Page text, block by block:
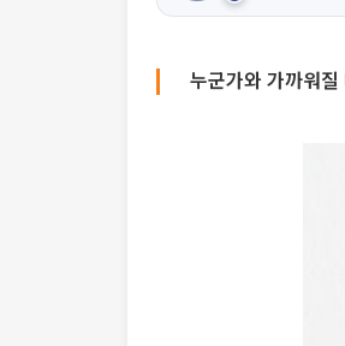
누군가와 가까워